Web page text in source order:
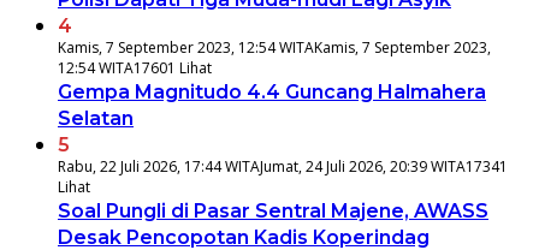
4
Kamis, 7 September 2023, 12:54 WITAKamis, 7 September 2023,
12:54 WITA17601 Lihat
Gempa Magnitudo 4.4 Guncang Halmahera
Selatan
5
Rabu, 22 Juli 2026, 17:44 WITAJumat, 24 Juli 2026, 20:39 WITA17341
Lihat
Soal Pungli di Pasar Sentral Majene, AWASS
Desak Pencopotan Kadis Koperindag